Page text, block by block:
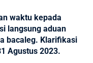
waktu kepada
langsung aduan
bacaleg. Klarifikasi
Agustus 2023.